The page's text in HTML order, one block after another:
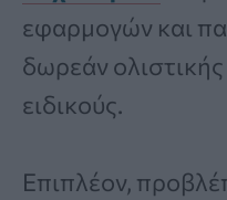
εφαρμογών και
δωρεάν
ειδικούς.
Επιπλέον,